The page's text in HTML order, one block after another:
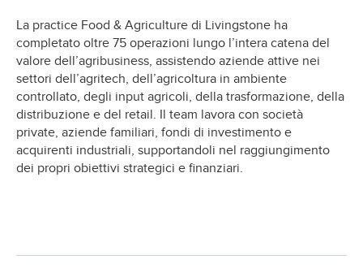
La practice Food & Agriculture di Livingstone ha
completato oltre 75 operazioni lungo l’intera catena del
valore dell’agribusiness, assistendo aziende attive nei
settori dell’agritech, dell’agricoltura in ambiente
controllato, degli input agricoli, della trasformazione, della
distribuzione e del retail. Il team lavora con società
private, aziende familiari, fondi di investimento e
acquirenti industriali, supportandoli nel raggiungimento
dei propri obiettivi strategici e finanziari.